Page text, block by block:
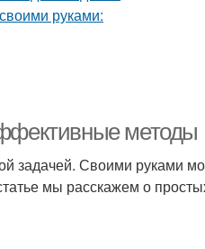
методы
задачей. Своими руками
мы расскажем о